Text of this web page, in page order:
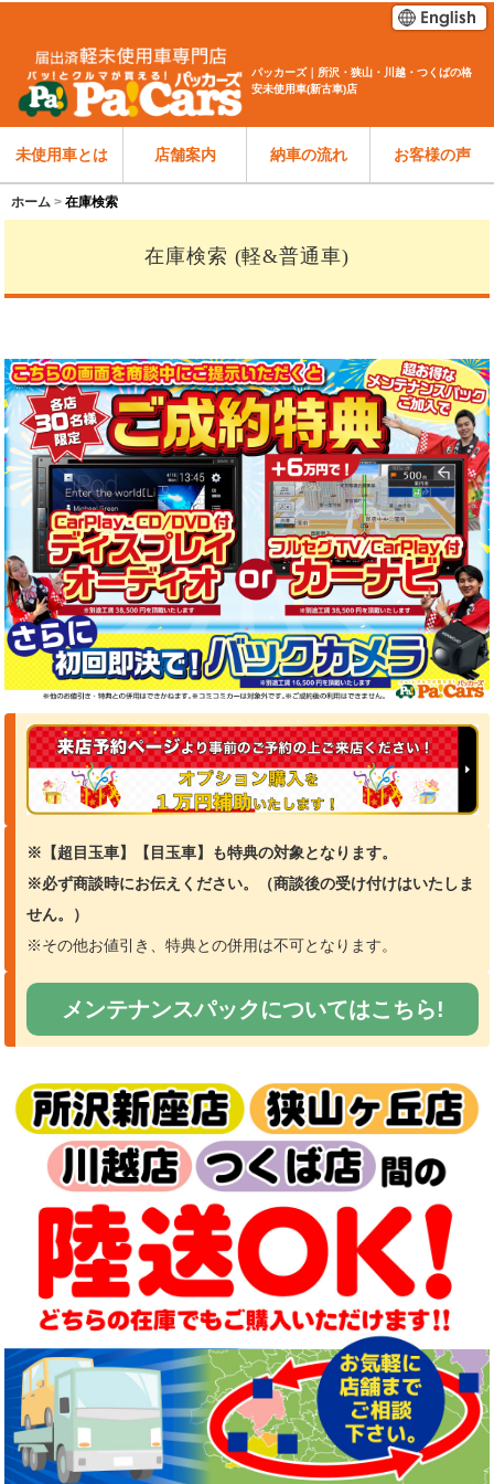
パッカーズ｜所沢・狭山・川越・つくばの格
安未使用車(新古車)店
未使用車とは 店舗案内 納車の流れ お客様の声
ホーム 在庫検索
在庫検索 (軽&普通車)
※【超目玉車】【目玉車】も特典の対象となります。
※必ず商談時にお伝えください。（商談後の受け付けはいたしま
せん。）
※その他お値引き、特典との併用は不可となります。
メンテナンスパックについてはこちら!